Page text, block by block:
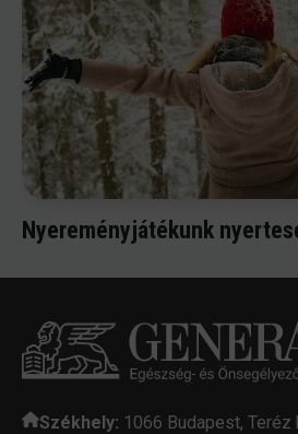
Nyereményjátékunk
Székhely: 1066 Budapest, Teréz